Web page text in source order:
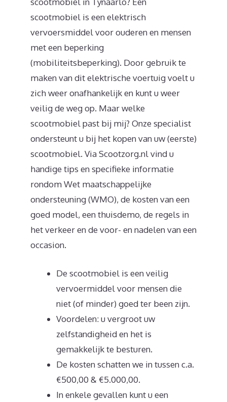
scootmobiel is een elektrisch
vervoersmiddel voor ouderen en mensen
met een beperking
(mobiliteitsbeperking). Door gebruik te
maken van dit elektrische voertuig voelt u
zich weer onafhankelijk en kunt u weer
veilig de weg op. Maar welke
scootmobiel past bij mij? Onze specialist
ondersteunt u bij het kopen van uw (eerste)
scootmobiel. Via Scootzorg.nl vind u
handige tips en specifieke informatie
rondom Wet maatschappelijke
ondersteuning (WMO), de kosten van een
goed model, een thuisdemo, de regels in
het verkeer en de voor- en nadelen van een
occasion.
De scootmobiel is een veilig
vervoermiddel voor mensen die
niet (of minder) goed ter been zijn.
Voordelen: u vergroot uw
zelfstandigheid en het is
gemakkelijk te besturen.
De kosten schatten we in tussen c.a.
€500,00 & €5.000,00.
In enkele gevallen kunt u een